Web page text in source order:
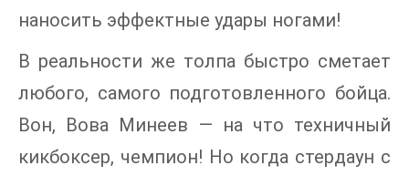
наносить эффектные удары ногами!
В реальности же толпа быстро сметает
любого, самого подготовленного бойца.
Вон, Вова Минеев — на что техничный
кикбоксер, чемпион! Но когда стердаун с